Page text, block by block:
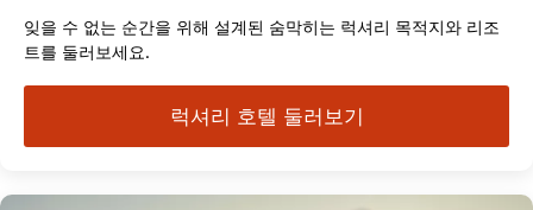
잊을 수 없는 순간을 위해 설계된 숨막히는 럭셔리 목적지와 리조
트를 둘러보세요.
럭셔리 호텔 둘러보기